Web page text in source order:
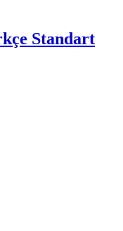
Standart